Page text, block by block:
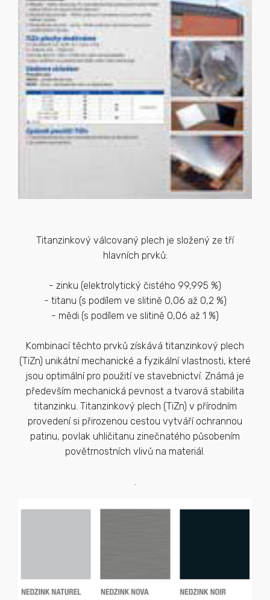
Titanzinkový válcovaný plech je složený ze tří
hlavních prvků:
- zinku (elektrolytický čistého 99,995 %)
- titanu (s podílem ve slitině 0,06 až 0,2 %)
- mědi (s podílem ve slitině 0,06 až 1 %)
Kombinací těchto prvků získává titanzinkový plech
(TiZn) unikátní mechanické a fyzikální vlastnosti, které
jsou optimální pro použití ve stavebnictví. Známá je
především mechanická pevnost a tvarová stabilita
titanzinku. Titanzinkový plech (TiZn) v přírodním
provedení si přirozenou cestou vytváří ochrannou
patinu, povlak uhličitanu zinečnatého působením
povětrnostních vlivů na materiál.
.